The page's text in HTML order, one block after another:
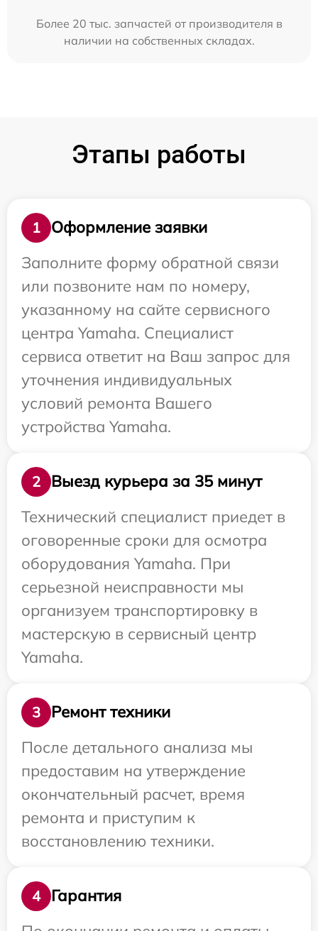
Более 20 тыс. запчастей от производителя в
наличии на собственных складах.
Этапы работы
1
Оформление заявки
Заполните форму обратной связи
или позвоните нам по номеру,
указанному на сайте сервисного
центра Yamaha. Специалист
сервиса ответит на Ваш запрос для
уточнения индивидуальных
условий ремонта Вашего
устройства Yamaha.
2
Выезд курьера за 35 минут
Технический специалист приедет в
оговоренные сроки для осмотра
оборудования Yamaha. При
серьезной неисправности мы
организуем транспортировку в
мастерскую в сервисный центр
Yamaha.
3
Ремонт техники
После детального анализа мы
предоставим на утверждение
окончательный расчет, время
ремонта и приступим к
восстановлению техники.
4
Гарантия